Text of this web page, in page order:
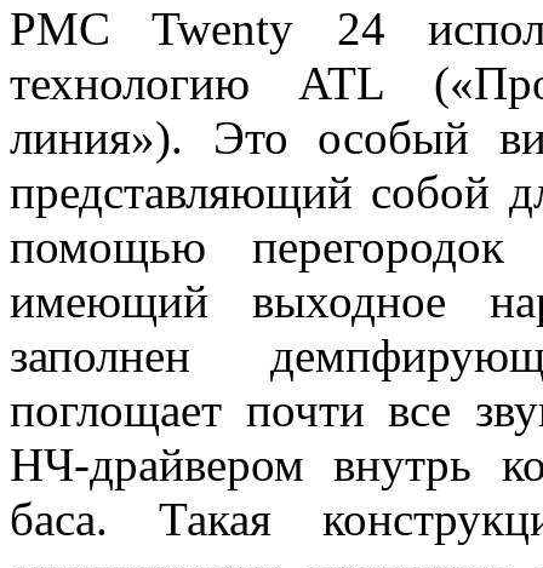
PMC Twenty 24
технологию ATL
линия»). Это особый
представляющий собой
помощью
имеющий выходное
заполнен
поглощает почти все
НЧ-драйвером внутрь
баса. Такая